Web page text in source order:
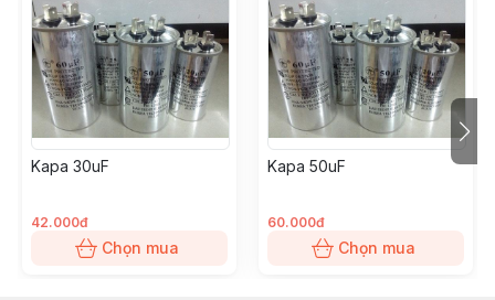
Kapa 30uF
42.000đ
Chọn mua
Kapa 50uF
60.000đ
Chọn mua